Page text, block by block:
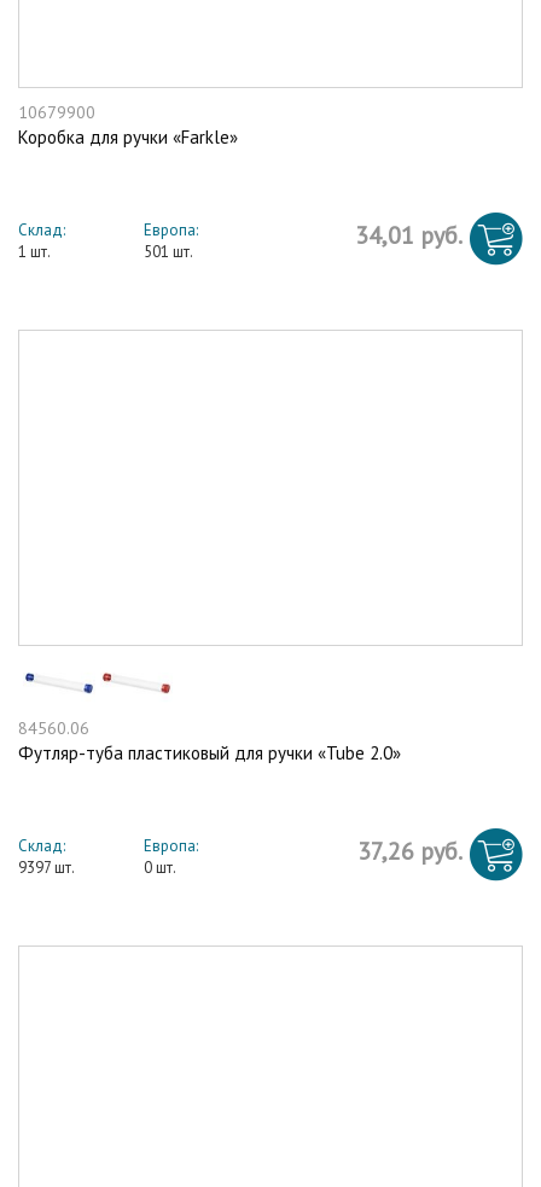
10679900
Коробка для ручки «Farkle»
Склад:
1 шт.
Европа:
501 шт.
34,01 руб.
84560.06
Футляр-туба пластиковый для ручки «Tube 2.0»
Склад:
9397 шт.
Европа:
0 шт.
37,26 руб.